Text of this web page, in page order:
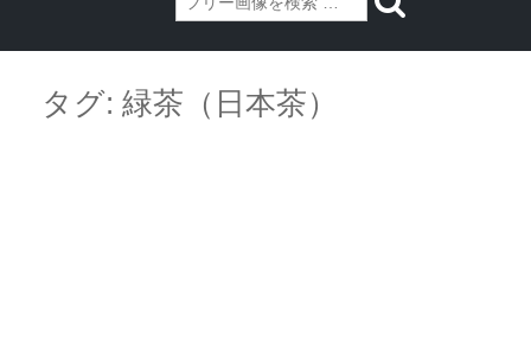
contentタグ: 緑茶（日本茶）